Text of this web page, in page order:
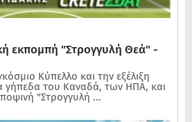
εκπομπή "Στρογγυλή Θεά" -
Κύπελλο και την εξέλιξη
γήπεδα του Καναδά, των ΗΠΑ, και
"Στρογγυλή ...